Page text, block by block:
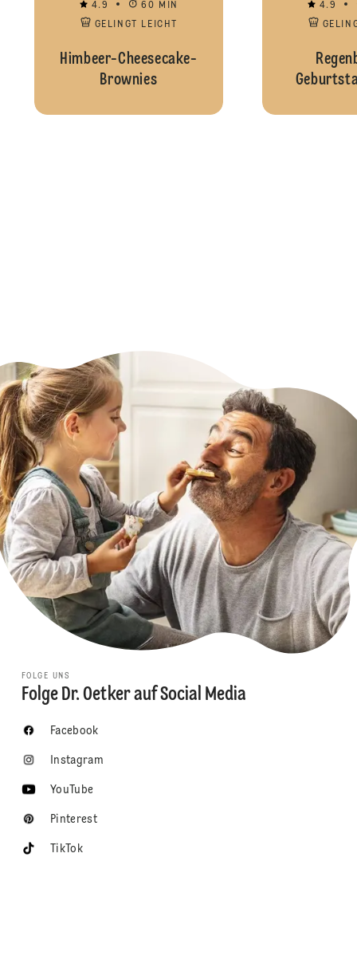
4.9
60 MIN
GELINGT LEICHT
Himbeer-Cheesecake-
Brownies
4.9
FOLGE UNS
Folge Dr. Oetker auf Social Media
Facebook
Instagram
YouTube
Pinterest
TikTok